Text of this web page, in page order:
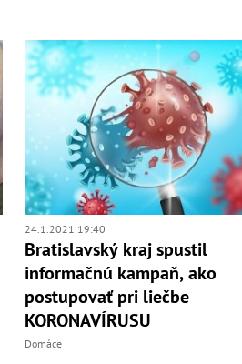
24.1.2021 19:40
Bratislavský kraj spustil
informačnú kampaň, ako
postupovať pri liečbe
KORONAVÍRUSU
Domáce